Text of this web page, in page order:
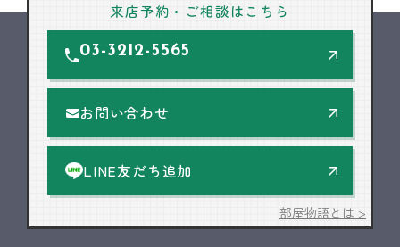
来店予約・ご相談はこちら
03-3212-5565
お問い合わせ
LINE友だち追加
部屋物語とは >